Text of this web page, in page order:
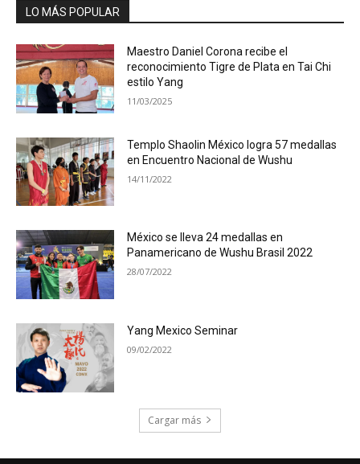
LO MÁS POPULAR
Maestro Daniel Corona recibe el
reconocimiento Tigre de Plata en Tai Chi
estilo Yang
11/03/2025
Templo Shaolin México logra 57 medallas
en Encuentro Nacional de Wushu
14/11/2022
México se lleva 24 medallas en
Panamericano de Wushu Brasil 2022
28/07/2022
Yang Mexico Seminar
09/02/2022
Cargar más